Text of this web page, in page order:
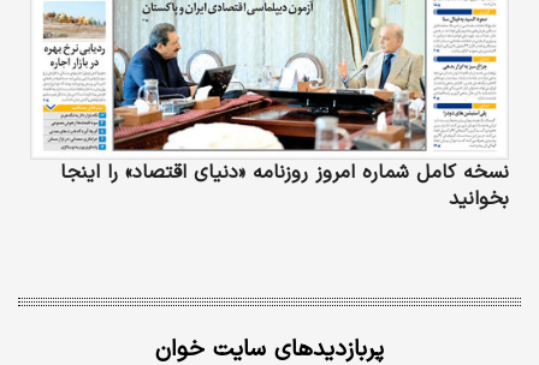
نسخه کامل شماره امروز روزنامه «دنیای‌ اقتصاد» را اینجا
بخوانید
پربازدیدهای سایت خوان